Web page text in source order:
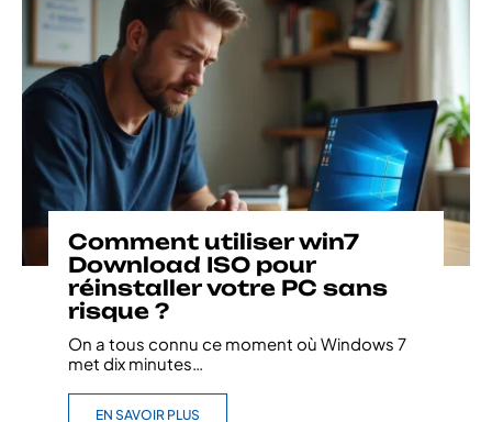
Comment utiliser win7
Download ISO pour
réinstaller votre PC sans
risque ?
On a tous connu ce moment où Windows 7
met dix minutes…
EN SAVOIR PLUS